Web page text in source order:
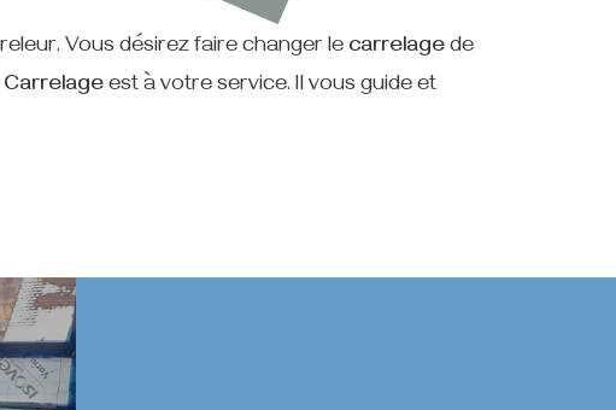
Vous désirez faire changer le carrelagede
est à votre service. Il vous guide et